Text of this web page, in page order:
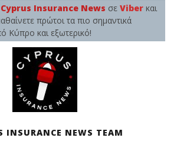
Cyprus Insurance News σε Viber και
πρώτοι τα πιο σημαντικά
Κύπρο και εξωτερικό!
INSURANCE NEWS TEAM